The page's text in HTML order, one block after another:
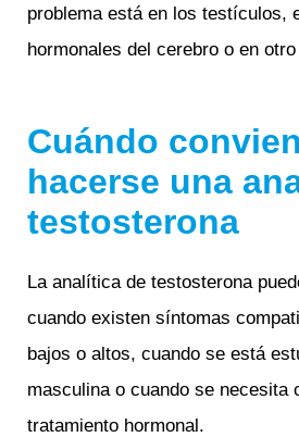
problema está en los testículos,
hormonales del cerebro o en
Cuándo
hacerse una
testosterona
La analítica de testosterona
cuando existen síntomas
bajos o altos, cuando se está
masculina o cuando se necesita
tratamiento hormonal.